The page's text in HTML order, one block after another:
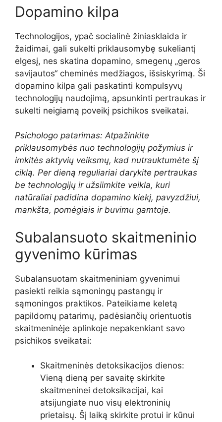
Dopamino kilpa
Technologijos, ypač socialinė žiniasklaida ir
žaidimai, gali sukelti priklausomybę sukeliantį
elgesį, nes skatina dopamino, smegenų „geros
savijautos“ cheminės medžiagos, išsiskyrimą. Ši
dopamino kilpa gali paskatinti kompulsyvų
technologijų naudojimą, apsunkinti pertraukas ir
sukelti neigiamą poveikį psichikos sveikatai.
Psichologo patarimas: Atpažinkite
priklausomybės nuo technologijų požymius ir
imkitės aktyvių veiksmų, kad nutrauktumėte šį
ciklą. Per dieną reguliariai darykite pertraukas
be technologijų ir užsiimkite veikla, kuri
natūraliai padidina dopamino kiekį, pavyzdžiui,
mankšta, pomėgiais ir buvimu gamtoje.
Subalansuoto skaitmeninio
gyvenimo kūrimas
Subalansuotam skaitmeniniam gyvenimui
pasiekti reikia sąmoningų pastangų ir
sąmoningos praktikos. Pateikiame keletą
papildomų patarimų, padėsiančių orientuotis
skaitmeninėje aplinkoje nepakenkiant savo
psichikos sveikatai:
Skaitmeninės detoksikacijos dienos:
Vieną dieną per savaitę skirkite
skaitmeninei detoksikacijai, kai
atsijungiate nuo visų elektroninių
prietaisų. Šį laiką skirkite protui ir kūnui